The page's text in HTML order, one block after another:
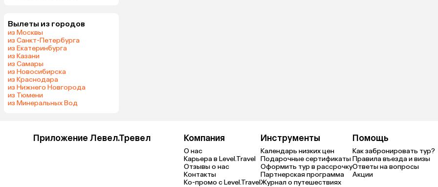
Вылеты из городов
из Москвы
из Санкт-Петербурга
из Екатеринбурга
из Казани
из Самары
из Новосибирска
из Краснодара
из Нижнего Новгорода
из Тюмени
из Минеральных Вод
Приложение Левел.Тревел Компания
О нас
Карьера в Level.Travel
Отзывы о нас
Контакты
Ко-промо с Level.Travel
Инструменты
Календарь низких цен
Подарочные сертификаты
Оформить тур в рассрочку
Партнерская программа
Журнал о путешествиях
Помощь
Как забронировать тур?
Правила въезда и визы
Ответы на вопросы
Акции